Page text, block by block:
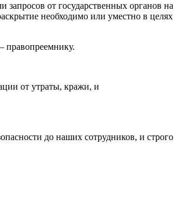
от государственных органов на
необходимо или уместно в целях
правопреемнику.
от утраты, кражи, и
до наших сотрудников, и строго